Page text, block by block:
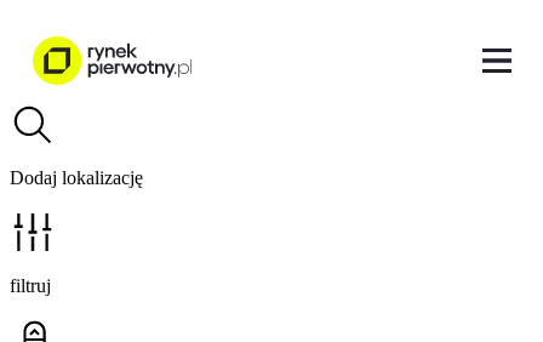
Dodaj lokalizację
filtruj